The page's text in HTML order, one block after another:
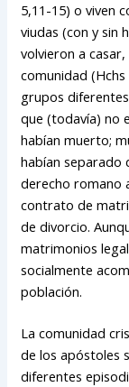
5,11-15) o viven
viudas (con y sin
volvieron a
comunidad
grupos
que (todavía) no
habían muerto;
habían separado
derecho romano
contrato de
de divorcio.
matrimonios
socialmente
población.
La comunidad
de los apóstoles
diferentes